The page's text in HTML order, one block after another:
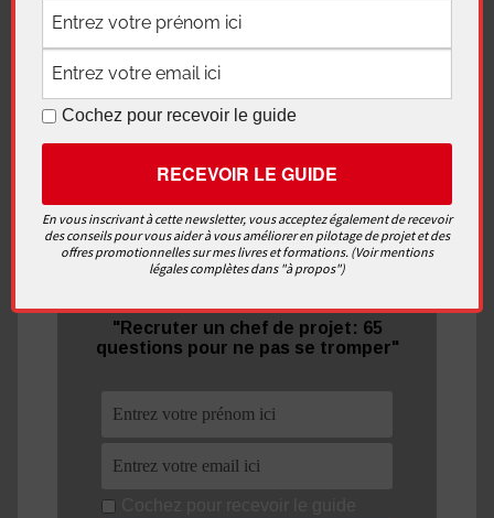
Me contacter
Recevezgratuitementle
nouveauguide
"Recruter un chef de projet: 65
questions pour ne pas se tromper"
Cochez pour recevoir le guide
En vous inscrivant à cette newsletter, vous acceptez également de recevoir
des conseils pour vous aider à vous améliorer en pilotage de projet et des
offres promotionnelles sur mes livres et formations. (Voir mentions
légales complètes dans "à propos")